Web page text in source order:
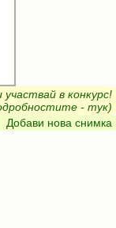
в конкурс!
- тук)
Добави нова снимка